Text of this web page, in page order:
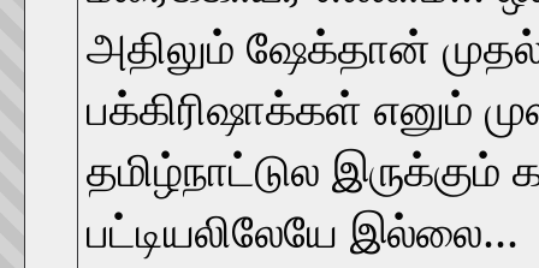
அதிலும் ஷேக்தான்
பக்கிரிஷாக்கள் எனும்
தமிழ்நாட்டுல
பட்டியலிலேயே இல்லை...